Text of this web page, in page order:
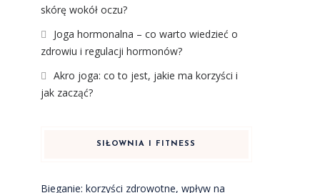
skórę wokół oczu?
Joga hormonalna – co warto wiedzieć o
zdrowiu i regulacji hormonów?
Akro joga: co to jest, jakie ma korzyści i
jak zacząć?
SIŁOWNIA I FITNESS
Bieganie: korzyści zdrowotne, wpływ na